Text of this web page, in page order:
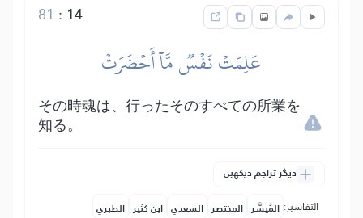
14
:
81
عَلِمَتۡ نَفۡسٞ مَّآ أَحۡضَرَتۡ
その時魂は、行ったそのすべての所業を
知る。
دیگر تراجم دیکھیں
التفاسير: المُيسَّر المختصر السعدي ابن كثير الطبري